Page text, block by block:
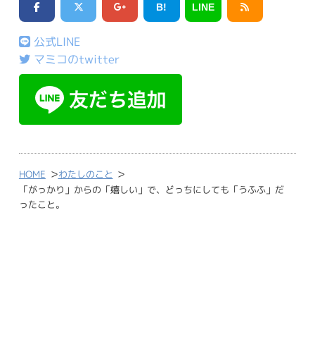
B! LINE
公式LINE
マミコのtwitter
HOME >わたしのこと >
「がっかり」からの「嬉しい」で、どっちにしても「うふふ」だ
ったこと。